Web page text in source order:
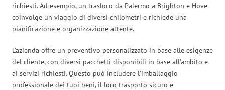
richiesti. Ad esempio, un trasloco da Palermo a Brighton e Hove
coinvolge un viaggio di diversi chilometri e richiede una
pianificazione e organizzazione attente.
L’azienda offre un preventivo personalizzato in base alle esigenze
del cliente, con diversi pacchetti disponibili in base all’ambito e
ai servizi richiesti. Questo può includere l’imballaggio
professionale dei tuoi beni, il loro trasporto sicuro e